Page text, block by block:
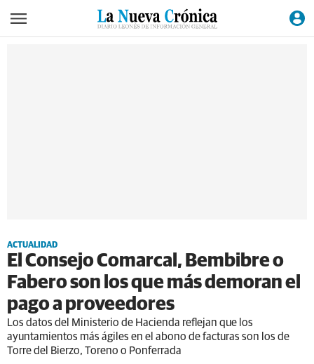
ACTUALIDAD
El Consejo Comarcal, Bembibre o
Fabero son los que más demoran el
pago a proveedores
Los datos del Ministerio de Hacienda reflejan que los
ayuntamientos más ágiles en el abono de facturas son los de
Torre del Bierzo, Toreno o Ponferrada